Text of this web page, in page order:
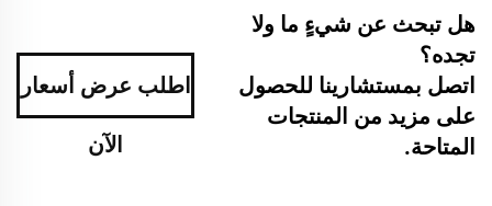
هل تبحث عن شيءٍ ما ولا
تجده؟
اتصل بمستشارينا للحصول
على مزيد من المنتجات
المتاحة.
اطلب عرض أسعار
الآن